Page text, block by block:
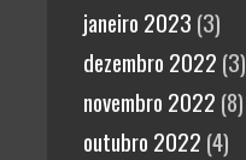
janeiro 2023 (3)
dezembro 2022 (3)
novembro 2022 (8)
outubro 2022 (4)